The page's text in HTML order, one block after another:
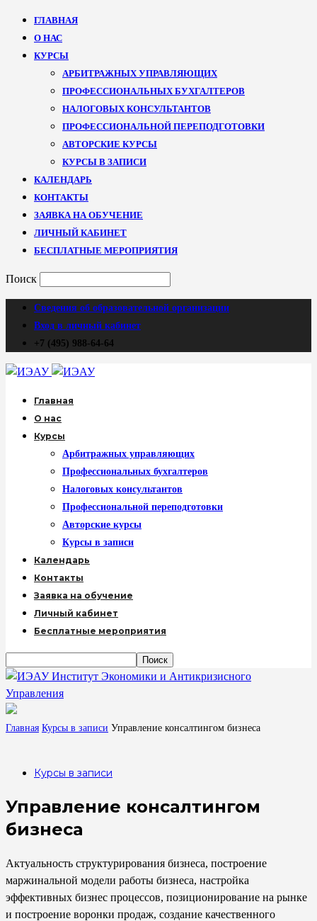
ГЛАВНАЯ
О НАС
КУРСЫ
АРБИТРАЖНЫХ УПРАВЛЯЮЩИХ
ПРОФЕССИОНАЛЬНЫХ БУХГАЛТЕРОВ
НАЛОГОВЫХ КОНСУЛЬТАНТОВ
ПРОФЕССИОНАЛЬНОЙ ПЕРЕПОДГОТОВКИ
АВТОРСКИЕ КУРСЫ
КУРСЫ В ЗАПИСИ
КАЛЕНДАРЬ
КОНТАКТЫ
ЗАЯВКА НА ОБУЧЕНИЕ
ЛИЧНЫЙ КАБИНЕТ
БЕСПЛАТНЫЕ МЕРОПРИЯТИЯ
Поиск
Сведения об образовательной организации
Вход в личный кабинет
+7 (495) 988-64-64
Главная
О нас
Курсы
Арбитражных управляющих
Профессиональных бухгалтеров
Налоговых консультантов
Профессиональной переподготовки
Авторские курсы
Курсы в записи
Календарь
Контакты
Заявка на обучение
Личный кабинет
Бесплатные мероприятия
Институт Экономики и Антикризисного
Управления
Главная Курсы в записи Управление консалтингом бизнеса
Курсы в записи
Управление консалтингом
бизнеса
Актуальность структурирования бизнеса, построение
маржинальной модели работы бизнеса, настройка
эффективных бизнес процессов, позиционирование на рынке
и построение воронки продаж, создание качественного